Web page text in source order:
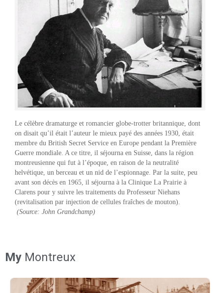
Le célèbre dramaturge et romancier globe-trotter britannique, dont
on disait qu’il était l’auteur le mieux payé des années 1930, était
membre du British Secret Service en Europe pendant la Première
Guerre mondiale. A ce titre, il séjourna en Suisse, dans la région
montreusienne qui fut à l’époque, en raison de la neutralité
helvétique, un berceau et un nid de l’espionnage. Par la suite, peu
avant son décès en 1965, il séjourna à la Clinique La Prairie à
Clarens pour y suivre les traitements du Professeur Niehans
(revitalisation par injection de cellules fraîches de mouton).
(Source: John Grandchamp)
My Montreux